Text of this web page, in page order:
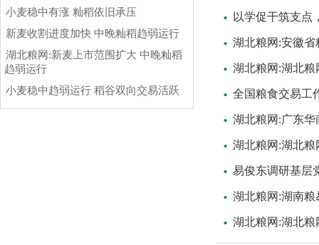
小麦稳中有涨 籼稻依旧承压
新麦收割进度加快 中晚籼稻趋弱运行
湖北粮网:新麦上市范围扩大 中晚籼稻
趋弱运行
小麦稳中趋弱运行 稻谷双向交易活跃
以学促干筑支点
湖北粮网:安徽
湖北粮网:湖北
全国粮食交易工
湖北粮网:广东
湖北粮网:湖北
易俊东调研基层
湖北粮网:湖南
湖北粮网:湖北粮